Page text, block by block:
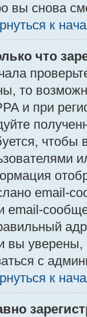
вы снова
к
что
то
и при
чтобы
email-
email-
вы уверены,
с
к